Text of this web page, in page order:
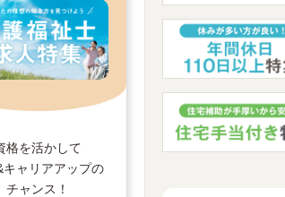
格を活かして
キャリアアップの
チャンス！